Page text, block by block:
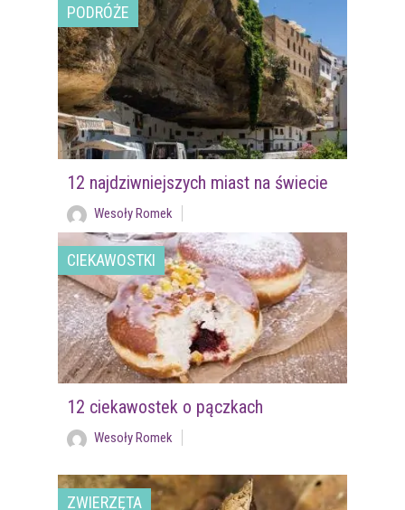
PODRÓŻE
12 najdziwniejszych miast na świecie
Wesoły Romek
CIEKAWOSTKI
12 ciekawostek o pączkach
Wesoły Romek
ZWIERZĘTA